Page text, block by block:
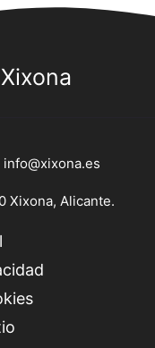
info@xixona.es
Xixona, Alicante.